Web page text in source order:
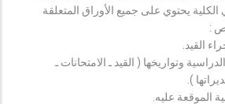
يحتوي على جميع الأوراق المتعلقة
:
القيد.
وتواريخها ( القيد ـ الامتحانات ـ
).
الموقعة عليه.